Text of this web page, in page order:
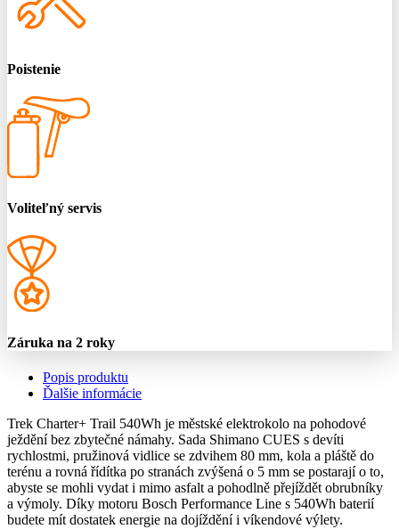
Poistenie
Voliteľný servis
Záruka na 2 roky
Popis produktu
Ďalšie informácie
Trek Charter+ Trail 540Wh je městské elektrokolo na pohodové
ježdění bez zbytečné námahy. Sada Shimano CUES s devíti
rychlostmi, pružinová vidlice se zdvihem 80 mm, kola a pláště do
terénu a rovná řídítka po stranách zvýšená o 5 mm se postarají o to,
abyste se mohli vydat i mimo asfalt a pohodlně přejíždět obrubníky
a výmoly. Díky motoru Bosch Performance Line s 540Wh baterií
budete mít dostatek energie na dojíždění i víkendové výlety.